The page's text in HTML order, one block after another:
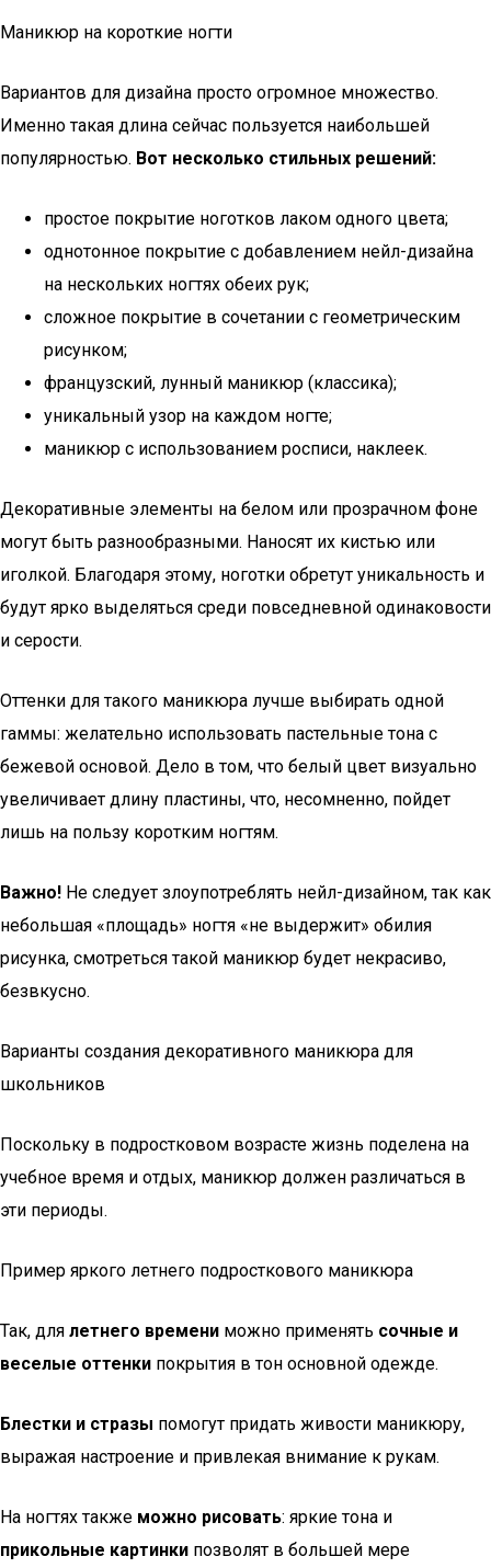
Маникюр на короткие ногти
Вариантов для дизайна просто огромное множество.
Именно такая длина сейчас пользуется наибольшей
популярностью. Вот несколько стильных решений:
простое покрытие ноготков лаком одного цвета;
однотонное покрытие с добавлением нейл-дизайна
на нескольких ногтях обеих рук;
сложное покрытие в сочетании с геометрическим
рисунком;
французский, лунный маникюр (классика);
уникальный узор на каждом ногте;
маникюр с использованием росписи, наклеек.
Декоративные элементы на белом или прозрачном фоне
могут быть разнообразными. Наносят их кистью или
иголкой. Благодаря этому, ноготки обретут уникальность и
будут ярко выделяться среди повседневной одинаковости
и серости.
Оттенки для такого маникюра лучше выбирать одной
гаммы: желательно использовать пастельные тона с
бежевой основой. Дело в том, что белый цвет визуально
увеличивает длину пластины, что, несомненно, пойдет
лишь на пользу коротким ногтям.
Важно! Не следует злоупотреблять нейл-дизайном, так как
небольшая «площадь» ногтя «не выдержит» обилия
рисунка, смотреться такой маникюр будет некрасиво,
безвкусно.
Варианты создания декоративного маникюра для
школьников
Поскольку в подростковом возрасте жизнь поделена на
учебное время и отдых, маникюр должен различаться в
эти периоды.
Пример яркого летнего подросткового маникюра
Так, для летнего времени можно применять сочные и
веселые оттенки покрытия в тон основной одежде.
Блестки и стразы помогут придать живости маникюру,
выражая настроение и привлекая внимание к рукам.
На ногтях также можно рисовать: яркие тона и
прикольные картинки позволят в большей мере